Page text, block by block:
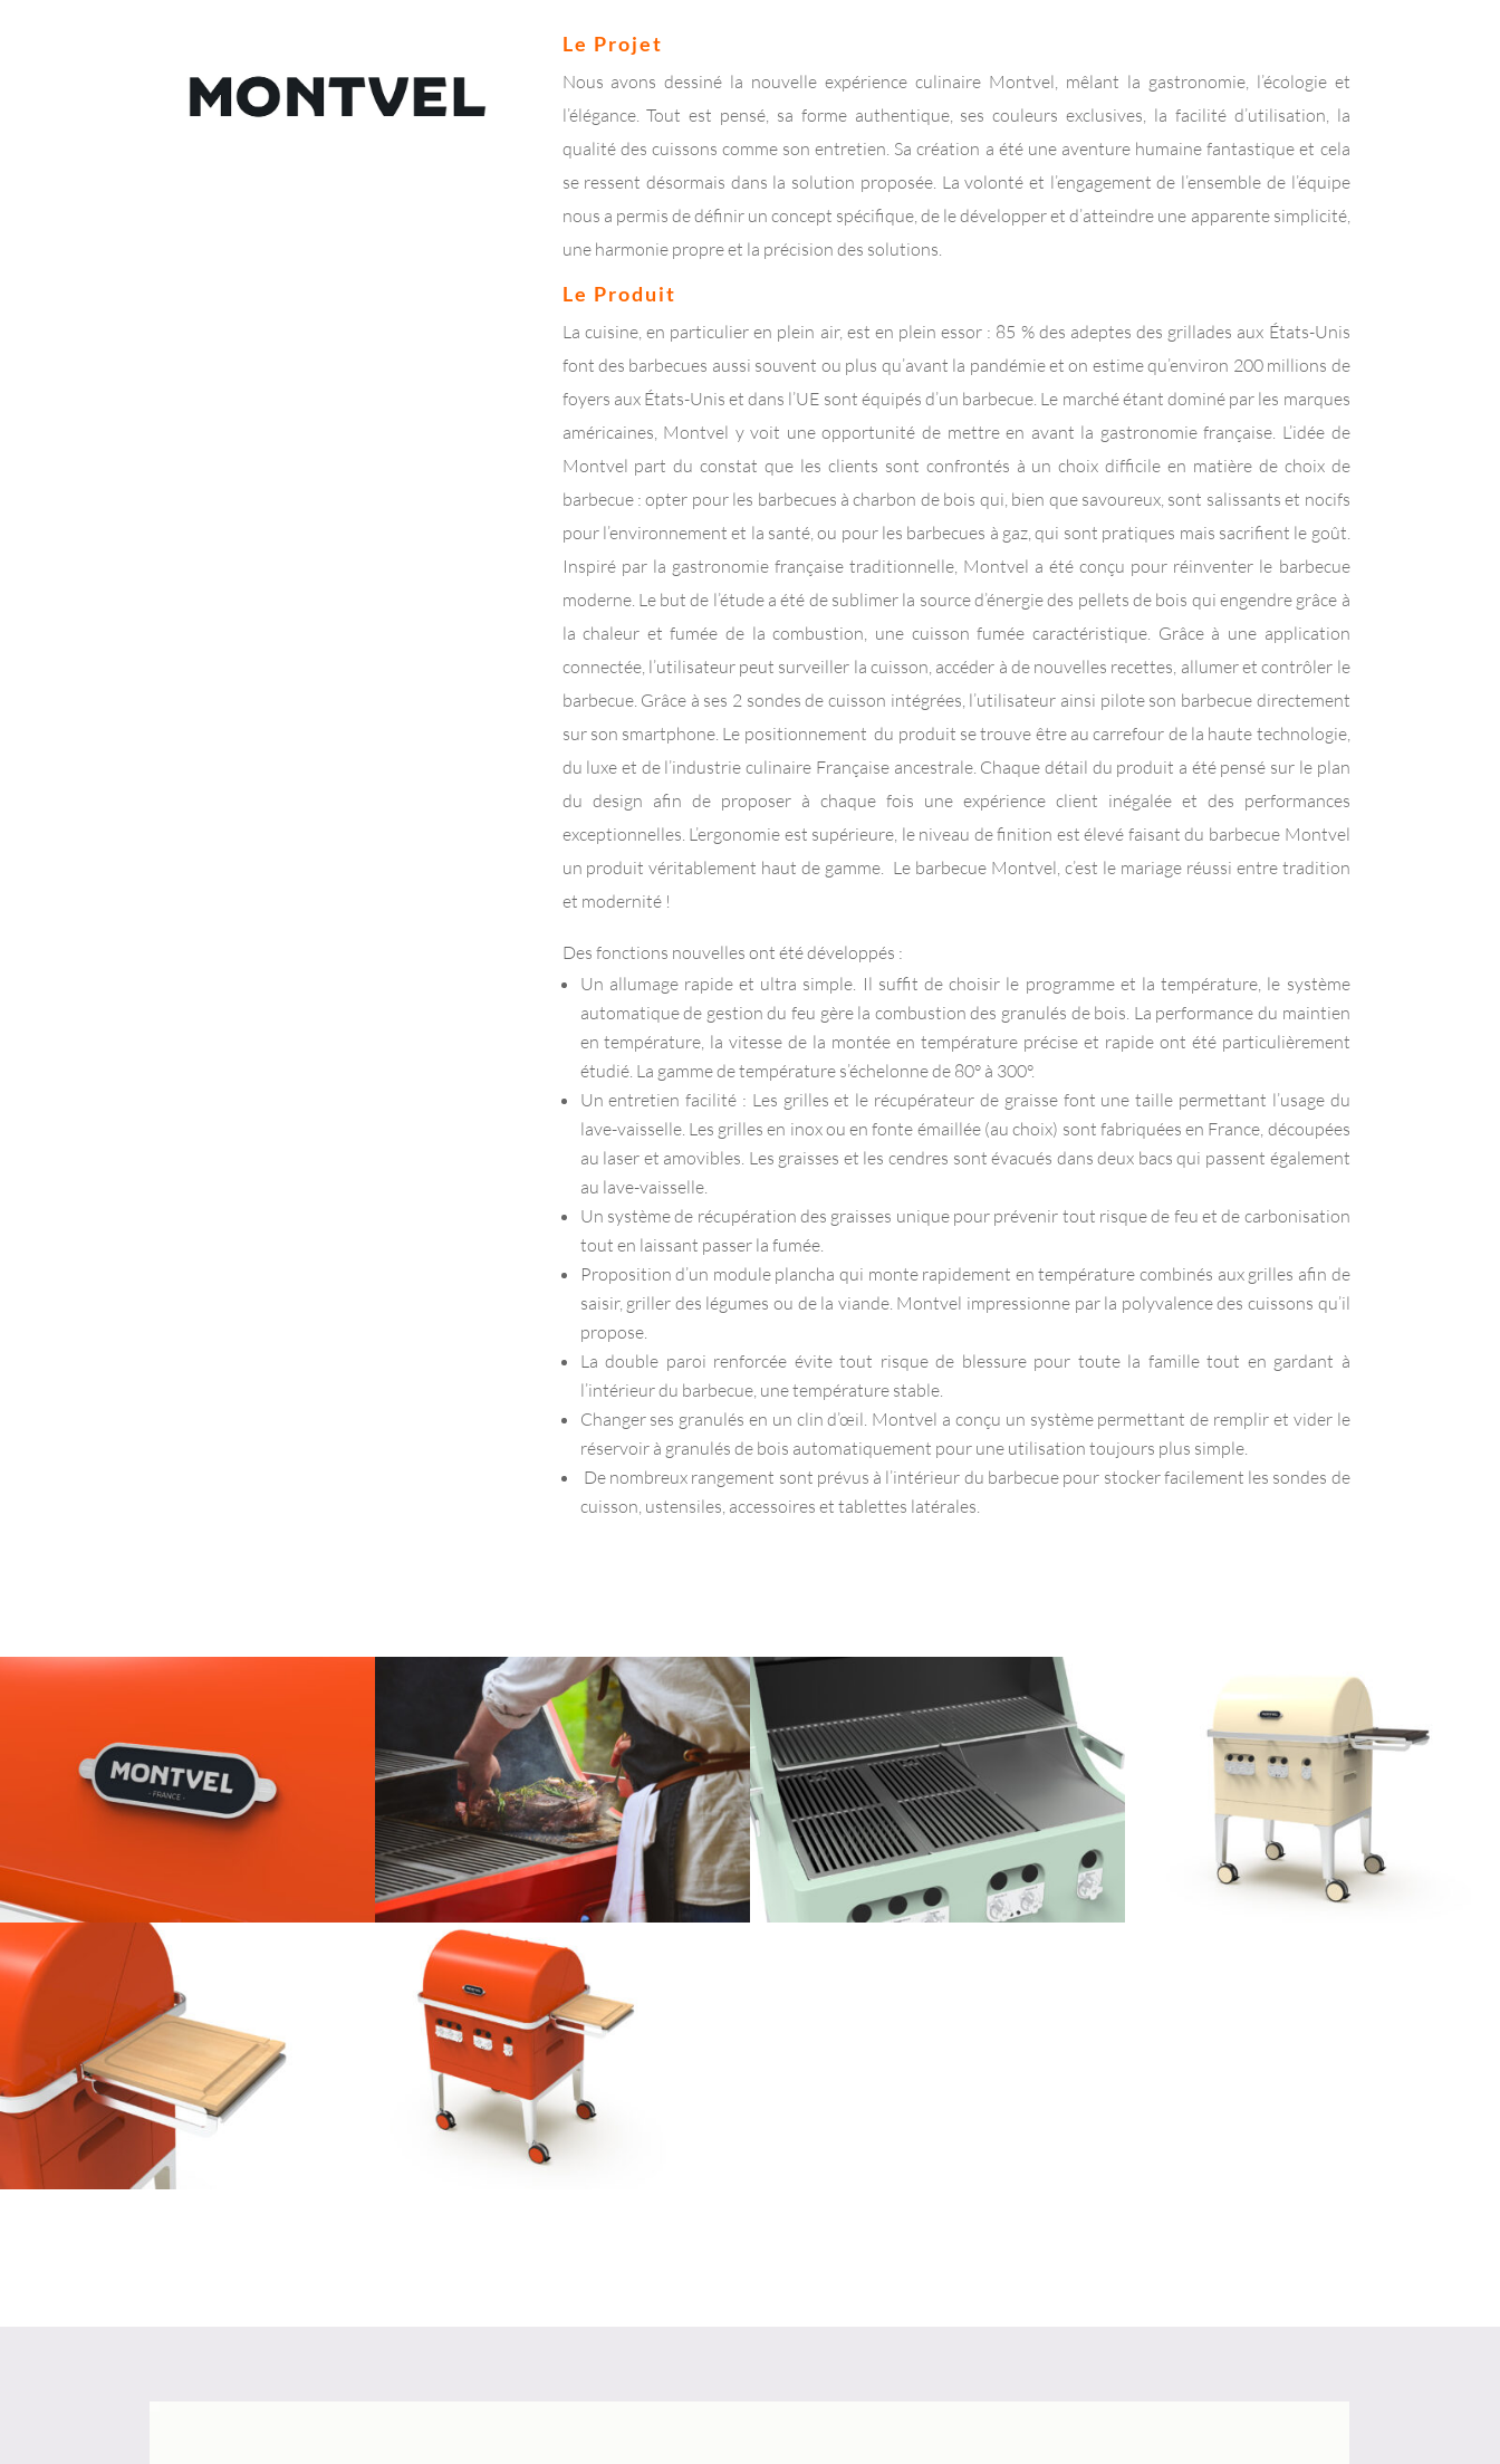
Le Projet
Nous avons dessiné la nouvelle expérience culinaire Montvel, mêlant la gastronomie, l’écologie et
l’élégance. Tout est pensé, sa forme authentique, ses couleurs exclusives, la facilité d’utilisation, la
qualité des cuissons comme son entretien. Sa création a été une aventure humaine fantastique et cela
se ressent désormais dans la solution proposée. La volonté et l’engagement de l’ensemble de l’équipe
nous a permis de définir un concept spécifique, de le développer et d’atteindre une apparente simplicité,
une harmonie propre et la précision des solutions.
Le Produit
La cuisine, en particulier en plein air, est en plein essor : 85 % des adeptes des grillades aux États-Unis
font des barbecues aussi souvent ou plus qu’avant la pandémie et on estime qu’environ 200 millions de
foyers aux États-Unis et dans l’UE sont équipés d’un barbecue. Le marché étant dominé par les marques
américaines, Montvel y voit une opportunité de mettre en avant la gastronomie française. L’idée de
Montvel part du constat que les clients sont confrontés à un choix difficile en matière de choix de
barbecue : opter pour les barbecues à charbon de bois qui, bien que savoureux, sont salissants et nocifs
pour l’environnement et la santé, ou pour les barbecues à gaz, qui sont pratiques mais sacrifient le goût.
Inspiré par la gastronomie française traditionnelle, Montvel a été conçu pour réinventer le barbecue
moderne. Le but de l’étude a été de sublimer la source d’énergie des pellets de bois qui engendre grâce à
la chaleur et fumée de la combustion, une cuisson fumée caractéristique. Grâce à une application
connectée, l’utilisateur peut surveiller la cuisson, accéder à de nouvelles recettes, allumer et contrôler le
barbecue. Grâce à ses 2 sondes de cuisson intégrées, l’utilisateur ainsi pilote son barbecue directement
sur son smartphone. Le positionnement du produit se trouve être au carrefour de la haute technologie,
du luxe et de l’industrie culinaire Française ancestrale. Chaque détail du produit a été pensé sur le plan
du design afin de proposer à chaque fois une expérience client inégalée et des performances
exceptionnelles. L’ergonomie est supérieure, le niveau de finition est élevé faisant du barbecue Montvel
un produit véritablement haut de gamme. Le barbecue Montvel, c’est le mariage réussi entre tradition
et modernité !
Des fonctions nouvelles ont été développés :
Un allumage rapide et ultra simple. Il suffit de choisir le programme et la température, le système
automatique de gestion du feu gère la combustion des granulés de bois. La performance du maintien
en température, la vitesse de la montée en température précise et rapide ont été particulièrement
étudié. La gamme de température s’échelonne de 80° à 300°.
Un entretien facilité : Les grilles et le récupérateur de graisse font une taille permettant l’usage du
lave-vaisselle. Les grilles en inox ou en fonte émaillée (au choix) sont fabriquées en France, découpées
au laser et amovibles. Les graisses et les cendres sont évacués dans deux bacs qui passent également
au lave-vaisselle.
Un système de récupération des graisses unique pour prévenir tout risque de feu et de carbonisation
tout en laissant passer la fumée.
Proposition d’un module plancha qui monte rapidement en température combinés aux grilles afin de
saisir, griller des légumes ou de la viande. Montvel impressionne par la polyvalence des cuissons qu’il
propose.
La double paroi renforcée évite tout risque de blessure pour toute la famille tout en gardant à
l’intérieur du barbecue, une température stable.
Changer ses granulés en un clin d’œil. Montvel a conçu un système permettant de remplir et vider le
réservoir à granulés de bois automatiquement pour une utilisation toujours plus simple.
De nombreux rangement sont prévus à l’intérieur du barbecue pour stocker facilement les sondes de
cuisson, ustensiles, accessoires et tablettes latérales.